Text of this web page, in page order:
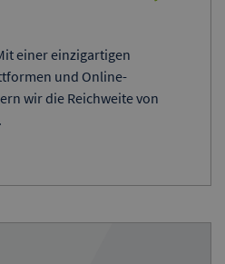
einer einzigartigen
und Online-
wir die Reichweite von